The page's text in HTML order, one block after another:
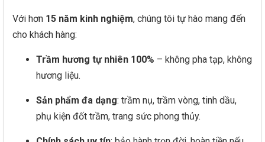
Với hơn 15 năm kinh nghiệm, chúng tôi tự hào mang đến
cho khách hàng:
Trầm hương tự nhiên 100% – không pha tạp, không
hương liệu.
Sản phẩm đa dạng: trầm nụ, trầm vòng, tinh dầu,
phụ kiện đốt trầm, trang sức phong thủy.